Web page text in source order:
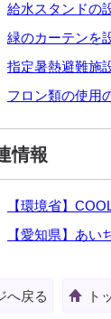
給水スタンドの
緑のカーテンを
指定暑熱避難施
フロン類の使用
情報
【環境省】
【愛知県】あ
へ戻る ト